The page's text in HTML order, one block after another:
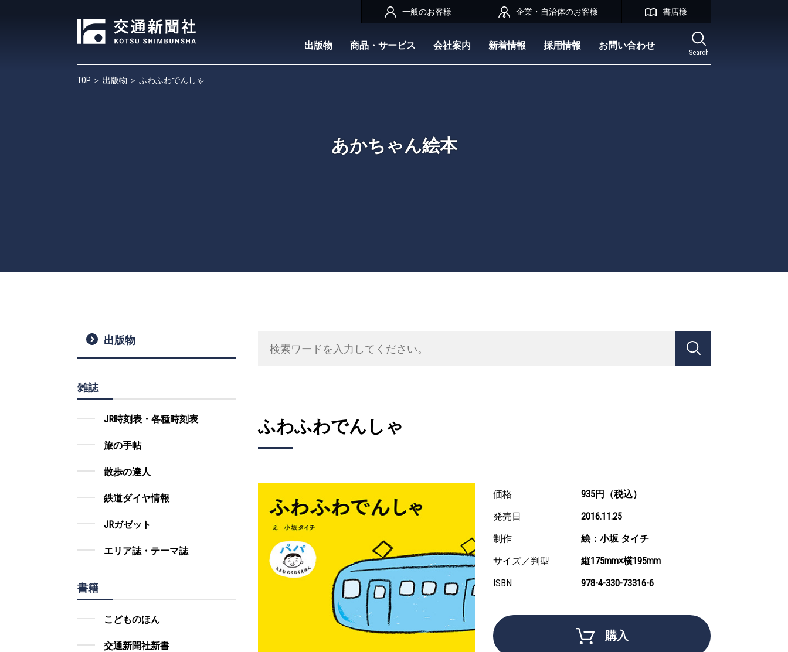
Search
出版物 商品・サービス 会社案内 新着情報 採用情報 お問い合わせ
一般のお客様 企業・自治体のお客様 書店様
TOP ＞ 出版物 ＞ ふわふわでんしゃ
あかちゃん絵本
出版物
雑誌
JR時刻表・各種時刻表
旅の手帖
散歩の達人
鉄道ダイヤ情報
JRガゼット
エリア誌・テーマ誌
書籍
こどものほん
交通新聞社新書
ふわふわでんしゃ
価格
935円（税込）
発売日
2016.11.25
制作
絵：小坂 タイチ
サイズ／判型
縦175mm×横195mm
ISBN
978-4-330-73316-6
購入